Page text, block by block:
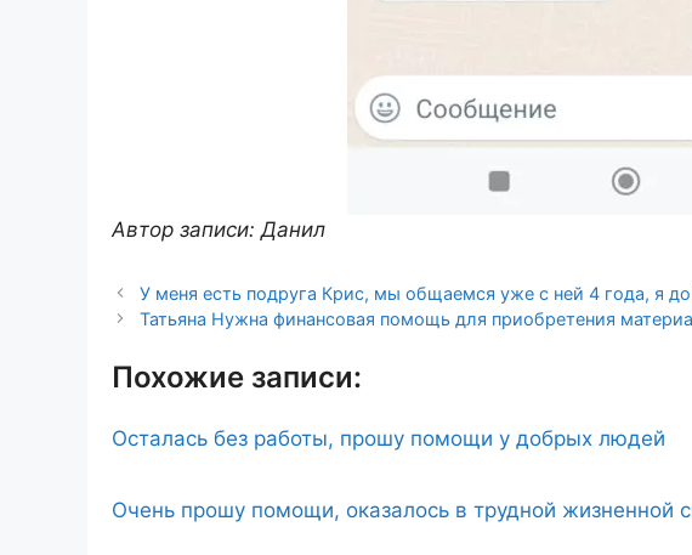
Автор записи: Данил
У меня есть подруга Крис, мы общаемся уже с ней 4 года, я до
Татьяна Нужна финансовая помощь для приобретения
Похожие записи:
Осталась без работы, прошу помощи у добрых людей
Очень прошу помощи, оказалось в трудной жизненной